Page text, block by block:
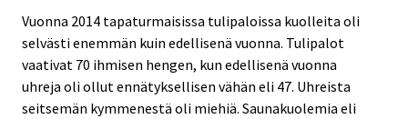
Vuonna 2014 tapaturmaisissa tulipaloissa kuolleita oli
selvästi enemmän kuin edellisenä vuonna. Tulipalot
vaativat 70 ihmisen hengen, kun edellisenä vuonna
uhreja oli ollut ennätyksellisen vähän eli 47. Uhreista
seitsemän kymmenestä oli miehiä. Saunakuolemia eli